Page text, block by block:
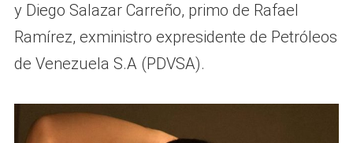
y Diego Salazar Carreño, primo de Rafael
Ramírez, exministro expresidente de Petróleos
de Venezuela S.A (PDVSA).